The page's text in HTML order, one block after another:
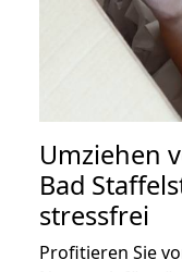
Umziehen
Bad
stressfrei
Profitieren Sie